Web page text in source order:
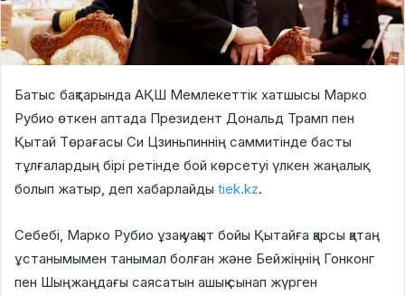
Батыс бақтарында АҚШ Мемлекеттік хатшысы Марко
Рубио өткен аптада Президент Дональд Трамп пен
Қытай Төрағасы Си Цзиньпиннің саммитінде басты
тұлғалардың бірі ретінде бой көрсетуі үлкен жаңалық
болып жатыр, деп хабарлайды tiek.kz.
Себебі, Марко Рубио ұзақ уақыт бойы Қытайға қарсы қатаң
ұстанымымен танымал болған және Бейжіңнің Гонконг
пен Шыңжаңдағы саясатын ашық сынап жүрген